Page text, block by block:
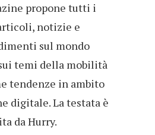
propone tutti i
notizie e
sul mondo
temi della mobilità
tendenze in ambito
digitale. La testata è
da Hurry.